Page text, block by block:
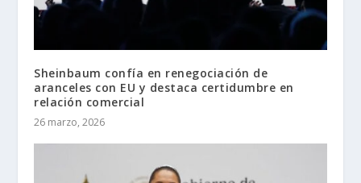
Sheinbaum confía en renegociación de
aranceles con EU y destaca certidumbre en
relación comercial
26 marzo, 2026